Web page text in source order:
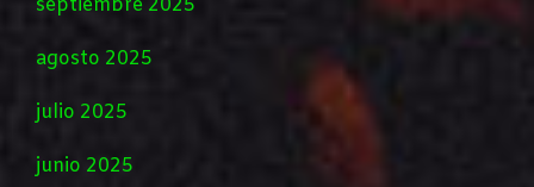
agosto 2025
julio 2025
junio 2025